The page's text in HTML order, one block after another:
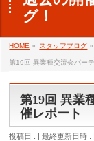
グ！
HOME » スタッフブログ »
第19回 異業種交流会パー
第19回 異業
催レポート
投稿日 : 最終更新日時 :